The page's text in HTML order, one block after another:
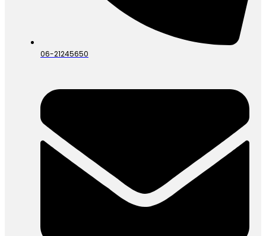
06-21245650